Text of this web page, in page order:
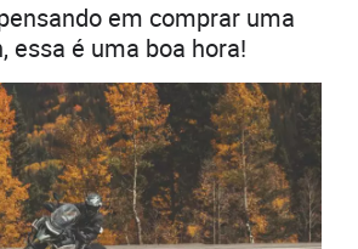
em comprar uma
essa é uma boa hora!